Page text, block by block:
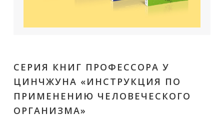
СЕРИЯ КНИГ ПРОФЕССОРА У
ЦИНЧЖУНА «ИНСТРУКЦИЯ ПО
ПРИМЕНЕНИЮ ЧЕЛОВЕЧЕСКОГО
ОРГАНИЗМА»